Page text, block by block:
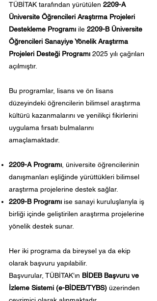
TÜBİTAK tarafından yürütülen 2209-A
Üniversite Öğrencileri Araştırma Projeleri
Destekleme Programı ile 2209-B Üniversite
Öğrencileri Sanayiye Yönelik Araştırma
Projeleri Desteği Programı 2025 yılı çağrıları
açılmıştır.
Bu programlar, lisans ve ön lisans
düzeyindeki öğrencilerin bilimsel araştırma
kültürü kazanmalarını ve yenilikçi fikirlerini
uygulama fırsatı bulmalarını
amaçlamaktadır.
2209-A Programı , üniversite öğrencilerinin
danışmanları eşliğinde yürüttükleri bilimsel
araştırma projelerine destek sağlar.
2209-B Programı ise sanayi kuruluşlarıyla iş
birliği içinde geliştirilen araştırma projelerine
yönelik destek sunar.
Her iki programa da bireysel ya da ekip
olarak başvuru yapılabilir.
Başvurular, TÜBİTAK’ın BİDEB Başvuru ve
İzleme Sistemi (e-BİDEB/TYBS) üzerinden